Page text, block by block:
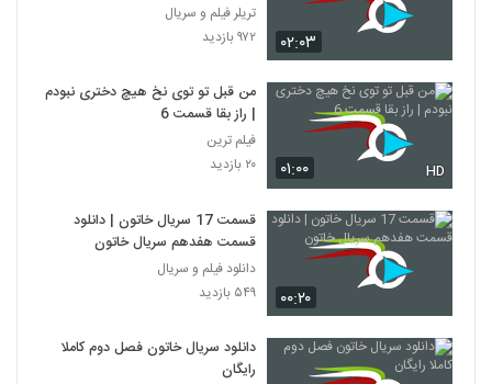
۰۲:۰۳
تریلر فیلم و سریال
۹۷۲ بازدید
۰۱:۰۰ HD
من قبل تو توی نخ هیچ دختری نبودم
| راز بقا قسمت 6
فیلم ترین
۲۰ بازدید
۰۰:۲۰
قسمت 17 سریال خاتون | دانلود
قسمت هفدهم سریال خاتون
دانلود فیلم و سریال
۵۴۹ بازدید
دانلود سریال خاتون فصل دوم کاملا
رایگان